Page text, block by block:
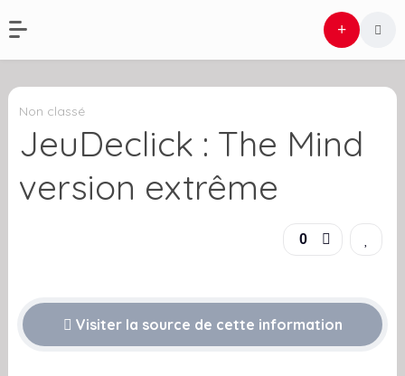
Non classé
JeuDeclick : The Mind
version extrême
0
Visiter la source de cette information